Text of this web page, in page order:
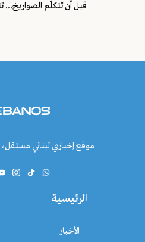
قبل أن تتكلّم الصواريخ…
موقع إخباري لبناني مستقل،
الرئيسية
الأخبار